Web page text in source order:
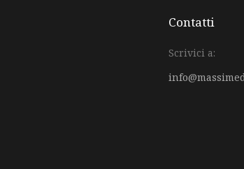
Contatti
Scrivici a: